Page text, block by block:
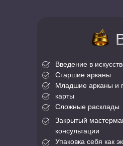
Введение в
Старшие арканы
Младшие арканы и
карты
Сложные расклады
Закрытый
консультации
Упаковка себя как